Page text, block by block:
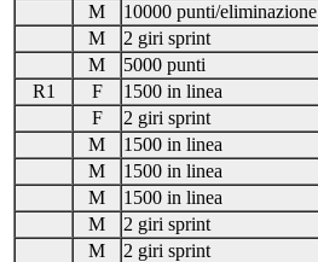
M
10000 punti/eliminazione
M
2 giri sprint
M
5000 punti
R1
F 1500 in linea
F
2 giri sprint
M
1500 in linea
M
1500 in linea
M
1500 in linea
M
2 giri sprint
M
2 giri sprint